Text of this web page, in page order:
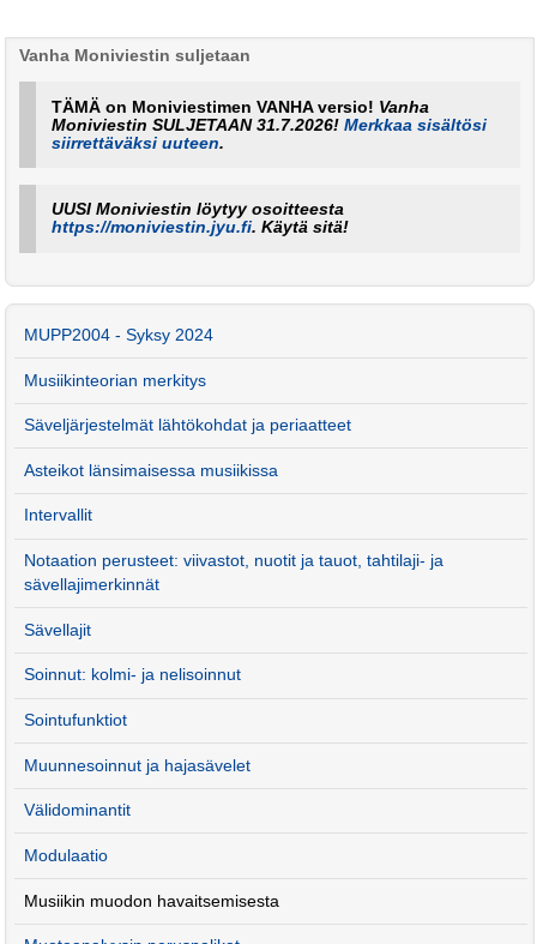
Vanha Moniviestin suljetaan
TÄMÄ on Moniviestimen VANHA versio! Vanha
Moniviestin SULJETAAN 31.7.2026!Merkkaa sisältösi
siirrettäväksi uuteen.
UUSI Moniviestin löytyy osoitteesta
https://moniviestin.jyu.fi. Käytä sitä!
MUPP2004 - Syksy 2024
Musiikinteorian merkitys
Säveljärjestelmät lähtökohdat ja periaatteet
Asteikot länsimaisessa musiikissa
Intervallit
Notaation perusteet: viivastot, nuotit ja tauot, tahtilaji- ja
sävellajimerkinnät
Sävellajit
Soinnut: kolmi- ja nelisoinnut
Sointufunktiot
Muunnesoinnut ja hajasävelet
Välidominantit
Modulaatio
Musiikin muodon havaitsemisesta